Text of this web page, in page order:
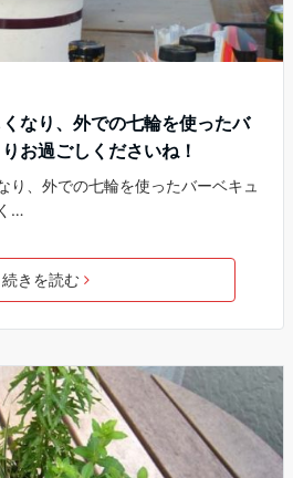
なり、外での七輪を使ったバ
お過ごしくださいね！
り、外での七輪を使ったバーベキュ
…
続きを読む